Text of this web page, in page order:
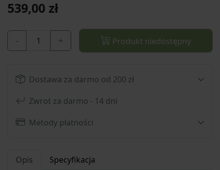
539,00 zł
- + Produkt niedostępny
Dostawa za darmo od 200 zł
Zwrot za darmo - 14 dni
Metody płatności
Opis Specyfikacja